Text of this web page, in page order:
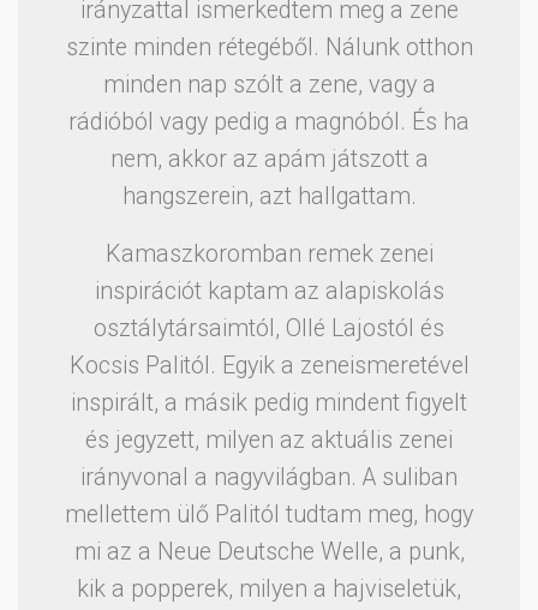
irányzattal ismerkedtem meg a zene
szinte minden rétegéből. Nálunk otthon
minden nap szólt a zene, vagy a
rádióból vagy pedig a magnóból. És ha
nem, akkor az apám játszott a
hangszerein, azt hallgattam.
Kamaszkoromban remek zenei
inspirációt kaptam az alapiskolás
osztálytársaimtól, Ollé Lajostól és
Kocsis Palitól. Egyik a zeneismeretével
inspirált, a másik pedig mindent figyelt
és jegyzett, milyen az aktuális zenei
irányvonal a nagyvilágban. A suliban
mellettem ülő Palitól tudtam meg, hogy
mi az a Neue Deutsche Welle, a punk,
kik a popperek, milyen a hajviseletük,